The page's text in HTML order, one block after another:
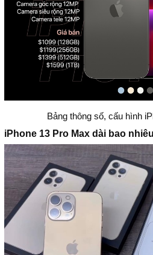
Bảng thông số, cấu hình
iPhone 13 Pro Max dài bao